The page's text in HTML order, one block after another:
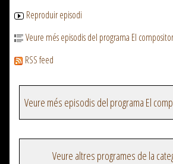
Reproduir episodi
Veure més episodis del programa El
RSS feed
Veure altres programes de la